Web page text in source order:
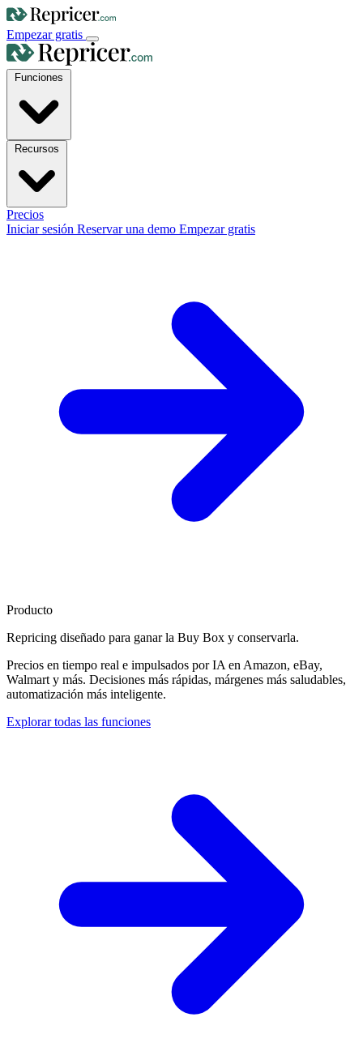
Empezar gratis
Precios
Iniciar sesión Reservar una demo Empezar gratis
Producto
Repricing diseñado para ganar la Buy Box y conservarla.
Precios en tiempo real e impulsados por IA en Amazon, eBay,
Walmart y más. Decisiones más rápidas, márgenes más saludables,
automatización más inteligente.
Explorar todas las funciones